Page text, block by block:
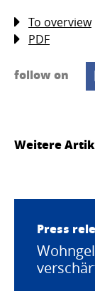
To overview
PDF
follow on
Weitere
Press